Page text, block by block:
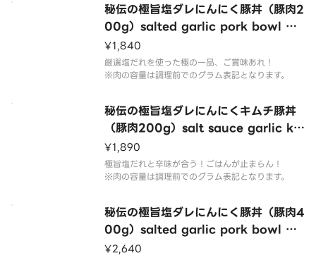
秘伝の極旨塩ダレにんにく豚丼（豚肉2
00g）salted garlic pork bowl （2
00g of pork）
¥1,840
厳選塩だれを使った極の一品、ご賞味あれ！
※肉の容量は調理前でのグラム表記となります。
秘伝の極旨塩ダレにんにくキムチ豚丼
（豚肉200g）salt sauce garlic ki
mchi pork bowl pork （200g por
k）
¥1,890
極旨塩だれと辛味が合う！ごはんが止まらん！
※肉の容量は調理前でのグラム表記となります。
秘伝の極旨塩ダレにんにく豚丼（豚肉4
00g）salted garlic pork bowl （4
00g of pork）
¥2,640